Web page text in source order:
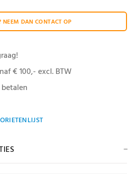
NEEM DAN CONTACT OP
€ 100,- excl. BTW